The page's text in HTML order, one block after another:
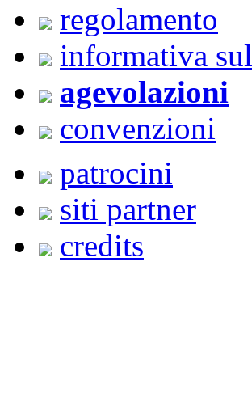
regolamento
informativa
agevolazioni
convenzioni
patrocini
siti partner
credits